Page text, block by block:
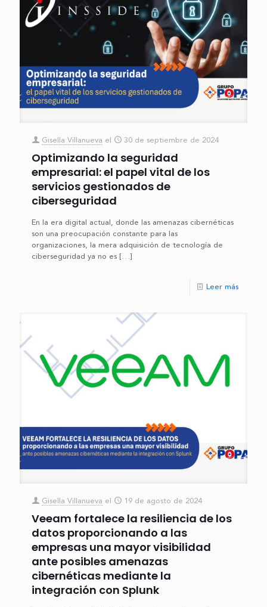
Gisella Villanueva el 30 de septiembre de 2024
Optimizando la seguridad
empresarial: el papel vital de los
servicios gestionados de
ciberseguridad
En la era digital actual, donde las amenazas cibernéticas
son una preocupación constante para las
organizaciones, la mera adquisición de tecnología de
ciberseguridad ya no es […]
Leer más
Gisella Villanueva el 19 de agosto de 2024
Veeam fortalece la resiliencia de los
datos proporcionando a las
empresas una mayor visibilidad
ante posibles amenazas
cibernéticas mediante la
integración con Splunk